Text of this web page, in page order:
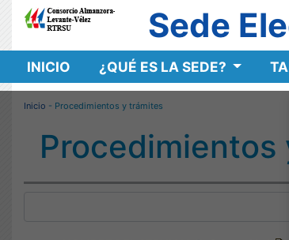
Sede
INICIO ¿QUÉ ES LA SEDE?
Inicio - Procedimientos y trámites